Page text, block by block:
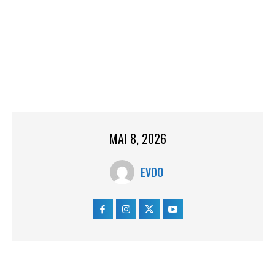
MAI 8, 2026
EVDO